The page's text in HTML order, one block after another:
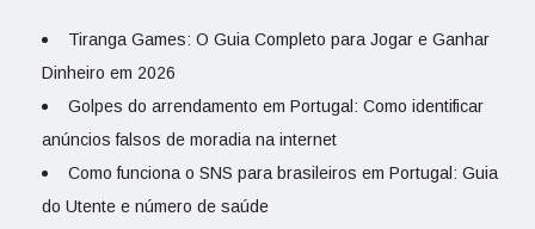
Tiranga Games: O Guia Completo para Jogar e Ganhar
Dinheiro em 2026
Golpes do arrendamento em Portugal: Como identificar
anúncios falsos de moradia na internet
Como funciona o SNS para brasileiros em Portugal: Guia
do Utente e número de saúde